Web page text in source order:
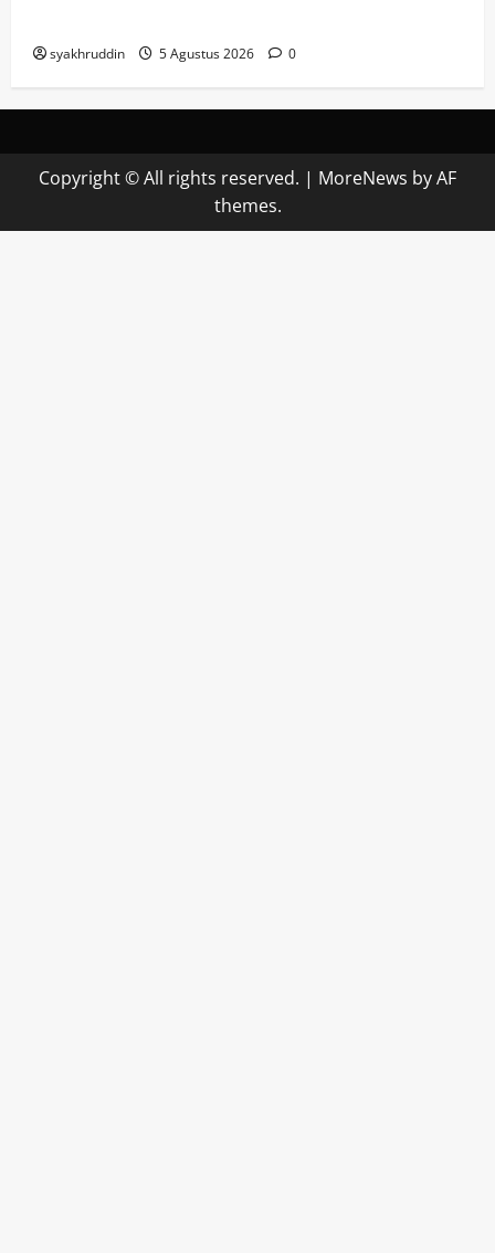
syakhruddin 5 Agustus 2026 0
Copyright © All rights reserved. | MoreNews by AF
themes.